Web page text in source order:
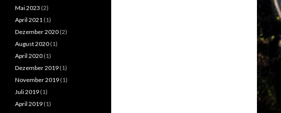
Mai 2023 (2)
April 2021 (1)
Dezember 2020 (2)
August 2020 (1)
April 2020 (1)
Dezember 2019 (1)
November 2019 (1)
Juli 2019 (1)
April 2019 (1)